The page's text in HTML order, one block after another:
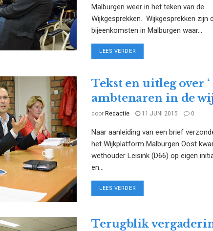
Malburgen weer in het teken van de
Wijkgesprekken. Wijkgesprekken zijn
bijeenkomsten in Malburgen waar...
LEES VERDER
Tekst en uitleg over
ambtenaren in de
door Redactie 11 JUNI 2015 0
Naar aanleiding van een brief
het Wijkplatform Malburgen Oost
wethouder Leisink (D66) op eigen
en...
LEES VERDER
Terugblik